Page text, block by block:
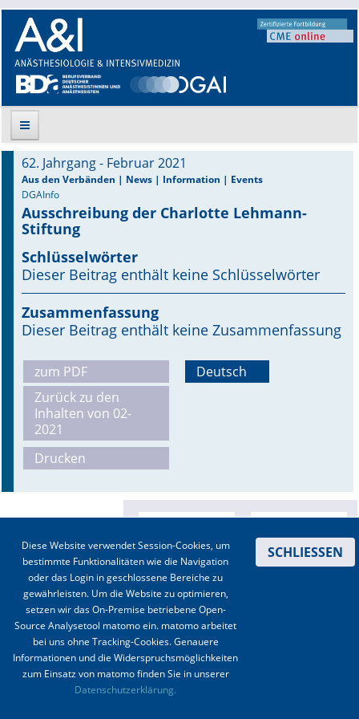
Suche
Aktuelle Ausgabe
Leitlinien
Archiv
Supplements
Online First
A&I English
Mediadaten
Autoren-Service
Stellenmarkt
Kongresskalender
62. Jahrgang - Februar 2021
Aus den Verbänden | News | Information | Events
DGAInfo
Ausschreibung der Charlotte Lehmann-
Stiftung
Schlüsselwörter
Dieser Beitrag enthält keine Schlüsselwörter
Zusammenfassung
Dieser Beitrag enthält keine Zusammenfassung
zum PDF
Zurück zu den
Inhalten von 02-
2021
Drucken
Deutsch
Impressum Datenschutz
Diese Website verwendet Session-Cookies, um
bestimmte Funktionalitäten wie die Navigation
oder das Login in geschlossene Bereiche zu
gewährleisten. Um die Website zu optimieren,
setzen wir das On-Premise betriebene Open-
Source Analysetool matomo ein. matomo arbeitet
bei uns ohne Tracking-Cookies. Genauere
Informationen und die Widerspruchsmöglichkeiten
zum Einsatz von matomo finden Sie in unserer
Datenschutzerklärung.
SCHLIESSEN